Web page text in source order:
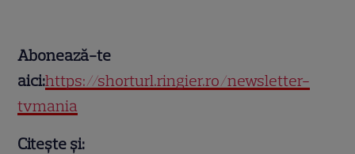
Abonează-te
aici:https://shorturl.ringier.ro/newsletter-
tvmania
Citește și: